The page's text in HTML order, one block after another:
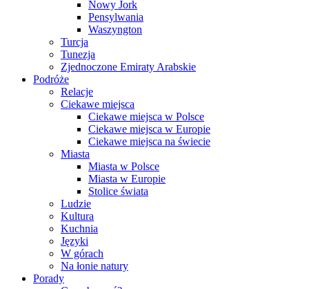
Nowy Jork
Pensylwania
Waszyngton
Turcja
Tunezja
Zjednoczone Emiraty Arabskie
Podróże
Relacje
Ciekawe miejsca
Ciekawe miejsca w Polsce
Ciekawe miejsca w Europie
Ciekawe miejsca na świecie
Miasta
Miasta w Polsce
Miasta w Europie
Stolice świata
Ludzie
Kultura
Kuchnia
Języki
W górach
Na łonie natury
Porady